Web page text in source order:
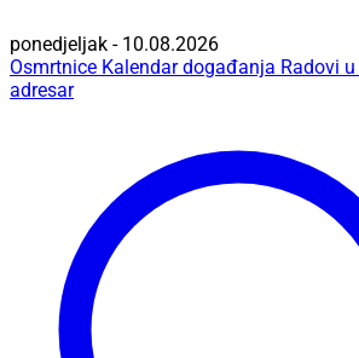
ponedjeljak - 10.08.2026
Osmrtnice Kalendar događanja Radovi
adresar